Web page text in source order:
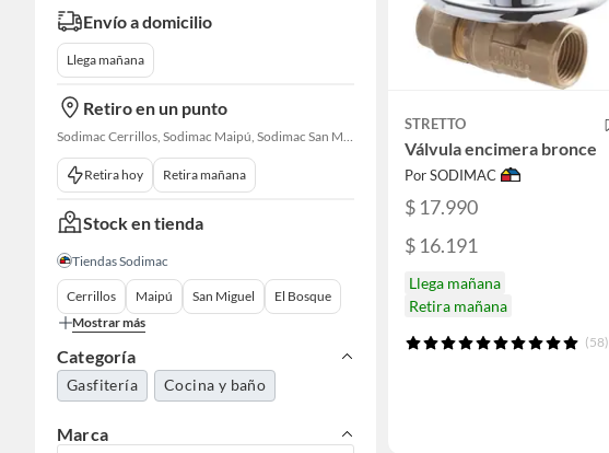
Envío a domicilio
Llega mañana
Retiro en un punto
Sodimac Cerrillos, Sodimac Maipú, Sodimac San Miguel, Sodimac El Bosque, Sodimac San Bernardo, Constructor Cantagallo, Sodimac Talagante, Sodimac San Fernando
Retira hoy Retira mañana
Stock en tienda
Tiendas Sodimac
Cerrillos Maipú San Miguel
El Bosque
Mostrar más
Categoría
Gasfitería Cocina y baño
Marca
STRETTO
Válvula encimera bronce
Por SODIMAC
$ 17.990
$ 16.191
Llega mañana
Retira mañana
(58)